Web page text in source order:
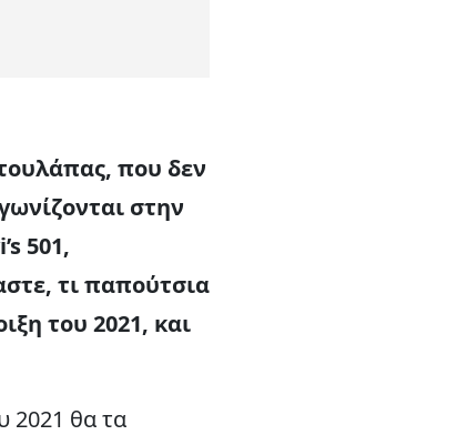
που δεν
στην
501,
τι παπούτσια
του 2021, και
2021 θα τα